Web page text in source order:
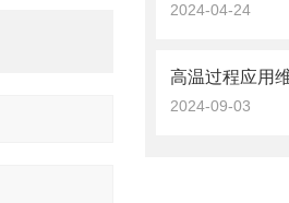
2024-04-24
2024-09-03